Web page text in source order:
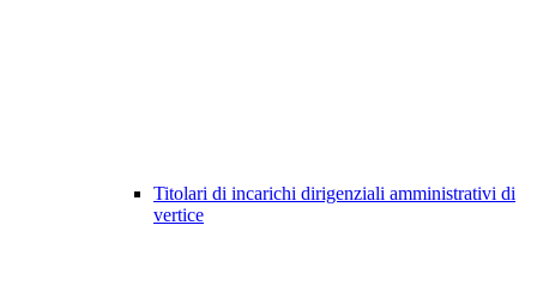
Titolari di incarichi dirigenziali amministrativi di
vertice